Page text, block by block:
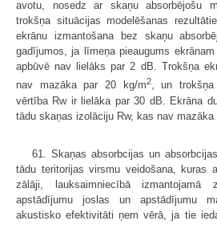
avotu, nosedz ar skaņu absorbējošu
trokšņa situācijas modelēšanas
ekrānu izmantošana bez skaņu
gadījumos, ja līmeņa pieaugums
apbūvē nav lielāks par 2 dB. Trokšņa
nav mazāka par 20 kg/m2, un trokšņa
vērtība Rw ir lielāka par 30 dB. Ekrāna
tādu skaņas izolāciju Rw, kas nav mazāka
61. Skaņas absorbcijas un
tādu teritorijas virsmu veidošana, kuras
zālāji, lauksaimniecībā izmantojamā
apstādījumu joslas un apstādījumu
akustisko efektivitāti ņem vērā, ja tie